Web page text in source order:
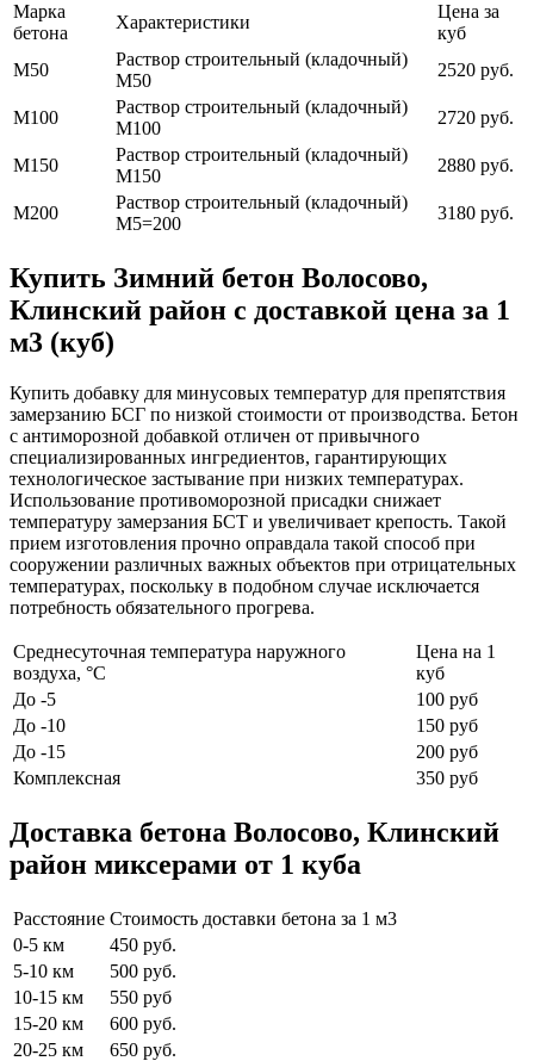
Марка
бетона
Характеристики
Цена за
куб
М50
Раствор строительный (кладочный)
М50
2520 руб.
М100
Раствор строительный (кладочный)
М100
2720 руб.
М150
Раствор строительный (кладочный)
М150
2880 руб.
М200
Раствор строительный (кладочный)
М5=200
3180 руб.
Купить Зимний бетон Волосово,
Клинский район с доставкой цена за 1
м3 (куб)
Купить добавку для минусовых температур для препятствия
замерзанию БСГ по низкой стоимости от производства. Бетон
с антиморозной добавкой отличен от привычного
специализированных ингредиентов, гарантирующих
технологическое застывание при низких температурах.
Использование противоморозной присадки снижает
температуру замерзания БСТ и увеличивает крепость. Такой
прием изготовления прочно оправдала такой способ при
сооружении различных важных объектов при отрицательных
температурах, поскольку в подобном случае исключается
потребность обязательного прогрева.
Среднесуточная температура наружного
воздуха, °C
Цена на 1
куб
До -5
100 руб
До -10
150 руб
До -15
200 руб
Комплексная
350 руб
Доставка бетона Волосово, Клинский
район миксерами от 1 куба
Расстояние Стоимость доставки бетона за 1 м3
0-5 км
450 руб.
5-10 км
500 руб.
10-15 км
550 руб
15-20 км
600 руб.
20-25 км
650 руб.